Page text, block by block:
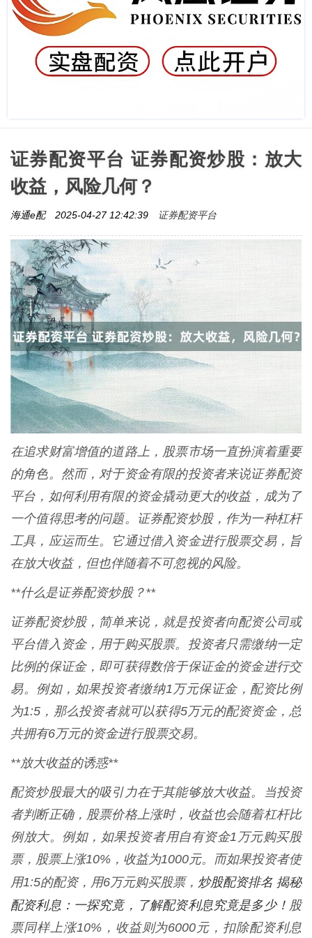
证券配资平台 证券配资炒股：放大
收益，风险几何？
海通e配 2025-04-27 12:42:39 证券配资平台
在追求财富增值的道路上，股票市场一直扮演着重要
的角色。然而，对于资金有限的投资者来说证券配资
平台，如何利用有限的资金撬动更大的收益，成为了
一个值得思考的问题。证券配资炒股，作为一种杠杆
工具，应运而生。它通过借入资金进行股票交易，旨
在放大收益，但也伴随着不可忽视的风险。
**什么是证券配资炒股？**
证券配资炒股，简单来说，就是投资者向配资公司或
平台借入资金，用于购买股票。投资者只需缴纳一定
比例的保证金，即可获得数倍于保证金的资金进行交
易。例如，如果投资者缴纳1万元保证金，配资比例
为1:5，那么投资者就可以获得5万元的配资资金，总
共拥有6万元的资金进行股票交易。
**放大收益的诱惑**
配资炒股最大的吸引力在于其能够放大收益。当投资
者判断正确，股票价格上涨时，收益也会随着杠杆比
例放大。例如，如果投资者用自有资金1万元购买股
票，股票上涨10%，收益为1000元。而如果投资者使
用1:5的配资，用6万元购买股票， 炒股配资排名 揭秘
配资利息：一探究竟，了解配资利息究竟是多少！ 股
票同样上涨10%，收益则为6000元，扣除配资利息